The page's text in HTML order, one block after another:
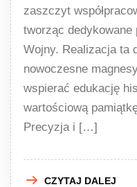
zaszczyt
tworząc dedykowane
Wojny. Realizacja ta
nowoczesne
wspierać edukację
wartościową
Precyzja i […]
CZYTAJ DALEJ